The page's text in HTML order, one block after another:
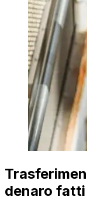
denaro